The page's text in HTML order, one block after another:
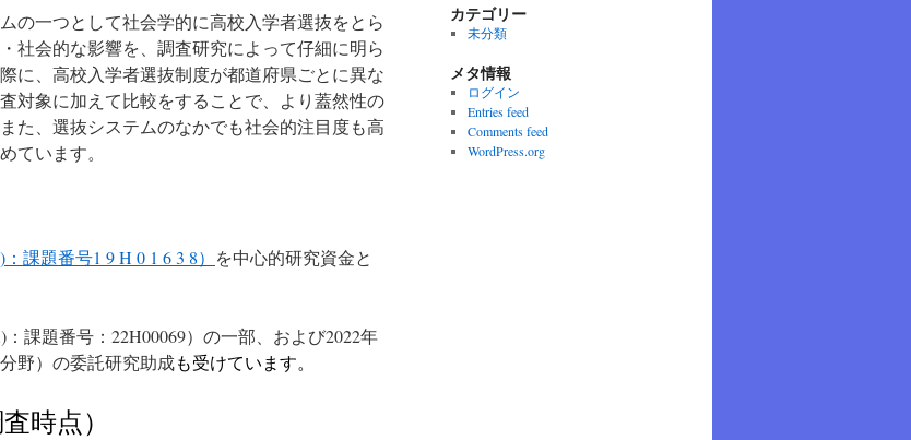
の一つとして社会学的に高校入学者選抜をとら
社会的な影響を、調査研究によって仔細に明ら
に、高校入学者選抜制度が都道府県ごとに異な
対象に加えて比較をすることで、より蓋然性の
た、選抜システムのなかでも社会的注目度も高
ています。
課題番号1 9 H 0 1 6 3 8） を中心的研究資金と
課題番号：22H00069）の一部、および2022年
野）の委託研究助成も受けています。
時点）
カテゴリー
未分類
メタ情報
ログイン
Entries feed
Comments feed
WordPress.org